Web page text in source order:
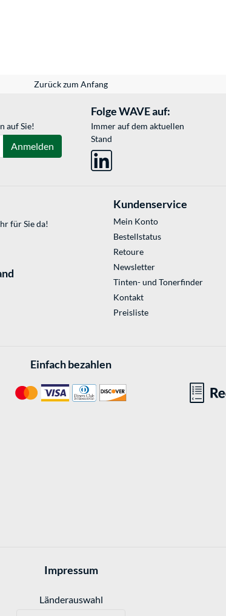
Zurück zum Anfang
auf Sie!
Anmelden
Folge WAVE auf:
Immer auf dem aktuellen
Stand
für Sie da!
Kundenservice
Mein Konto
Bestellstatus
Retoure
Newsletter
Tinten- und Tonerfinder
Kontakt
Preisliste
Einfach bezahlen
Impressum
Länderauswahl